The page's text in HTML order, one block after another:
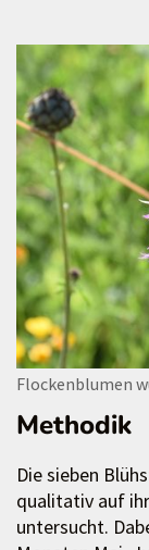
Flockenblumen
Methodik
Die sieben
qualitativ auf
untersucht.